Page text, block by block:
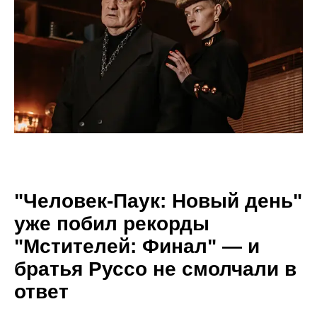
"Человек-Паук: Новый день"
уже побил рекорды
"Мстителей: Финал" — и
братья Руссо не смолчали в
ответ